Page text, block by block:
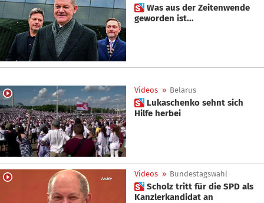
 Was aus der Zeitenwende
geworden ist...
Videos » Belarus
 Lukaschenko sehnt sich
Hilfe herbei
Videos » Bundestagswahl
 Scholz tritt für die SPD als
Kanzlerkandidat an